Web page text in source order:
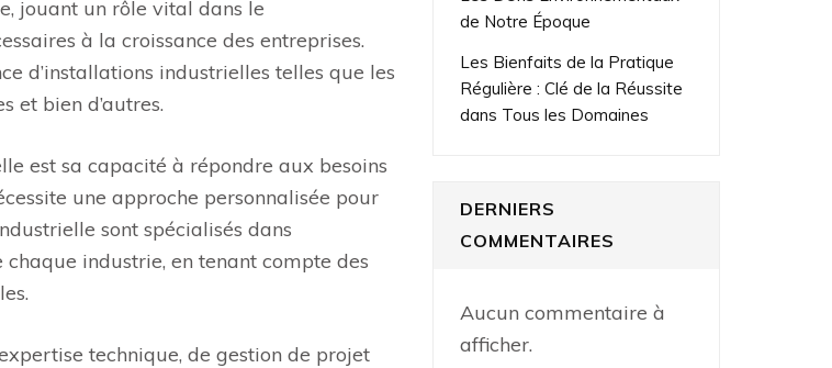
jouant un rôle vital dans le
à la croissance des entreprises.
d’installations industrielles telles que les
et bien d’autres.
est sa capacité à répondre aux besoins
une approche personnalisée pour
sont spécialisés dans
industrie, en tenant compte des
technique, de gestion de projet
de Notre Époque
Les Bienfaits de la Pratique
Régulière : Clé de la Réussite
dans Tous les Domaines
DERNIERS
COMMENTAIRES
Aucun commentaire à
afficher.